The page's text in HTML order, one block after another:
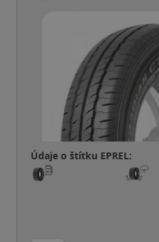
Údaje o štítku EPREL: